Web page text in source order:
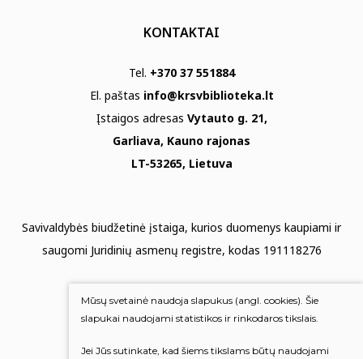
KONTAKTAI
Tel. +370 37 551884
El. paštas info@krsvbiblioteka.lt
Įstaigos adresas Vytauto g. 21,
Garliava, Kauno rajonas
LT-53265, Lietuva
Savivaldybės biudžetinė įstaiga, kurios duomenys kaupiami ir
saugomi Juridinių asmenų registre, kodas 191118276
Duomenų apsauga
Mums rūpi Jūsų nuomonė
Įvertinkite mus
Mūsų svetainė naudoja slapukus (angl. cookies). Šie
slapukai naudojami statistikos ir rinkodaros tikslais.
Jei Jūs sutinkate, kad šiems tikslams būtų naudojami